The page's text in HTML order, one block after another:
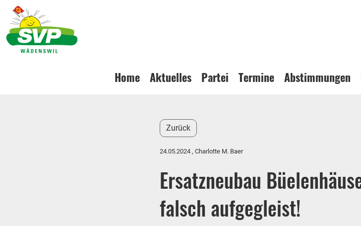
Home Aktuelles Partei Termine Abstimmungen
Zurück
24.05.2024, Charlotte M. Baer
Ersatzneubau
falsch aufgegleist!